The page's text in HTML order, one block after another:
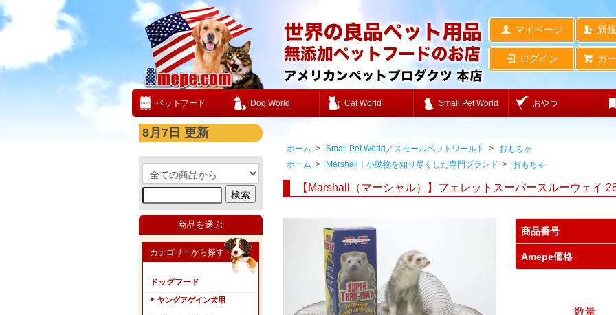
マイページ 新
ログイン カ
ペットフード Dog World Cat World Small Pet World おやつ
8月7日 更新
ホーム > Small Pet World／スモールペットワールド >
おもちゃ
ホーム > Marshall｜小動物を知り尽くした専門ブランド > おもちゃ
【Marshall（マーシャル）】フェレットスーパースルーウェイ
商品番号
Amepe価格
数量
商品を選ぶ
カテゴリーから探す
ドッグフード
▶︎ ヤングアゲイン犬用